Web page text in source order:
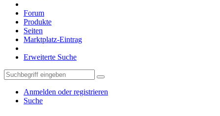
Forum
Produkte
Seiten
Marktplatz-Eintrag
Erweiterte Suche
Anmelden oder registrieren
Suche